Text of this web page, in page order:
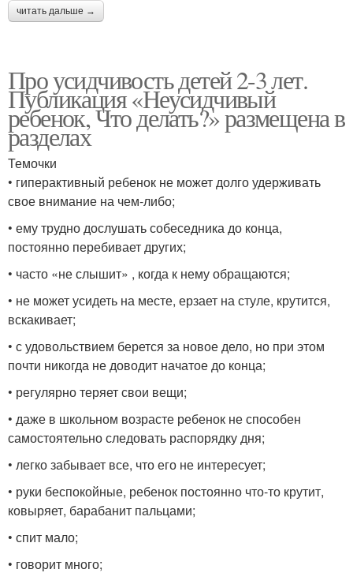
читать дальше →
Про усидчивость детей 2-3 лет.
Публикация «Неусидчивый
ребенок, Что делать?» размещена в
разделах
Темочки
• гиперактивный ребенок не может долго удерживать
свое внимание на чем-либо;
• ему трудно дослушать собеседника до конца,
постоянно перебивает других;
• часто «не слышит» , когда к нему обращаются;
• не может усидеть на месте, ерзает на стуле, крутится,
вскакивает;
• с удовольствием берется за новое дело, но при этом
почти никогда не доводит начатое до конца;
• регулярно теряет свои вещи;
• даже в школьном возрасте ребенок не способен
самостоятельно следовать распорядку дня;
• легко забывает все, что его не интересует;
• руки беспокойные, ребенок постоянно что-то крутит,
ковыряет, барабанит пальцами;
• спит мало;
• говорит много;